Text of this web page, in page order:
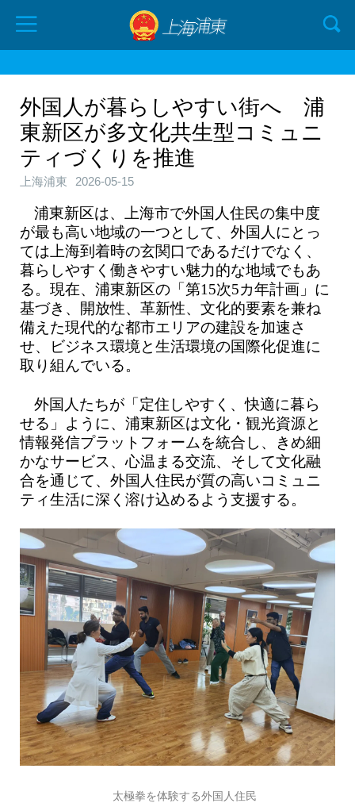
外国人が暮らしやすい街へ 浦
東新区が多文化共生型コミュニ
ティづくりを推進
上海浦東 2026-05-15
浦東新区は、上海市で外国人住民の集中度
が最も高い地域の一つとして、外国人にとっ
ては上海到着時の玄関口であるだけでなく、
暮らしやすく働きやすい魅力的な地域でもあ
る。現在、浦東新区の「第15次5カ年計画」に
基づき、開放性、革新性、文化的要素を兼ね
備えた現代的な都市エリアの建設を加速さ
せ、ビジネス環境と生活環境の国際化促進に
取り組んでいる。
外国人たちが「定住しやすく、快適に暮ら
せる」ように、浦東新区は文化・観光資源と
情報発信プラットフォームを統合し、きめ細
かなサービス、心温まる交流、そして文化融
合を通じて、外国人住民が質の高いコミュニ
ティ生活に深く溶け込めるよう支援する。
太極拳を体験する外国人住民